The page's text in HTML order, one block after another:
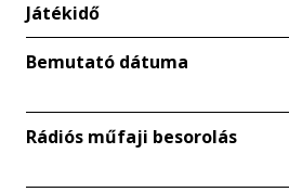
Játékidő
Bemutató dátuma
Rádiós műfaji besorolás